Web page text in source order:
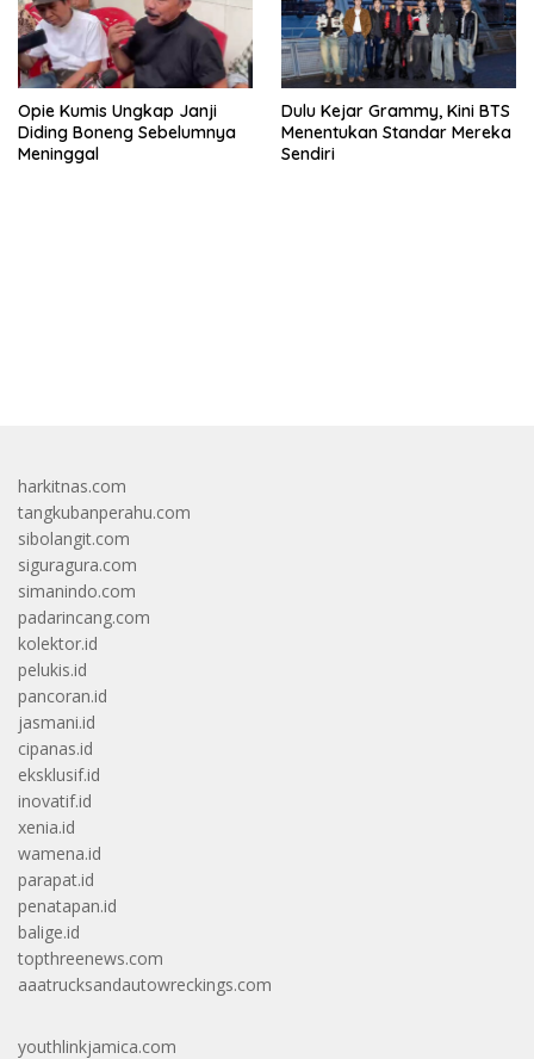
Opie Kumis Ungkap Janji
Diding Boneng Sebelumnya
Meninggal
Dulu Kejar Grammy, Kini BTS
Menentukan Standar Mereka
Sendiri
harkitnas.com
tangkubanperahu.com
sibolangit.com
siguragura.com
simanindo.com
padarincang.com
kolektor.id
pelukis.id
pancoran.id
jasmani.id
cipanas.id
eksklusif.id
inovatif.id
xenia.id
wamena.id
parapat.id
penatapan.id
balige.id
topthreenews.com
aaatrucksandautowreckings.com
youthlinkjamica.com